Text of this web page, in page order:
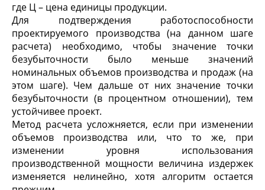
где Ц – цена единицы продукции.
Для подтверждения работоспособности
проектируемого производства (на данном шаге
расчета) необходимо, чтобы значение точки
безубыточности было меньше значений
номинальных объемов производства и продаж (на
этом шаге). Чем дальше от них значение точки
безубыточности (в процентном отношении), тем
устойчивее проект.
Метод расчета усложняется, если при изменении
объемов производства или, что то же, при
изменении уровня использования
производственной мощности величина издержек
изменяется нелинейно, хотя алгоритм остается